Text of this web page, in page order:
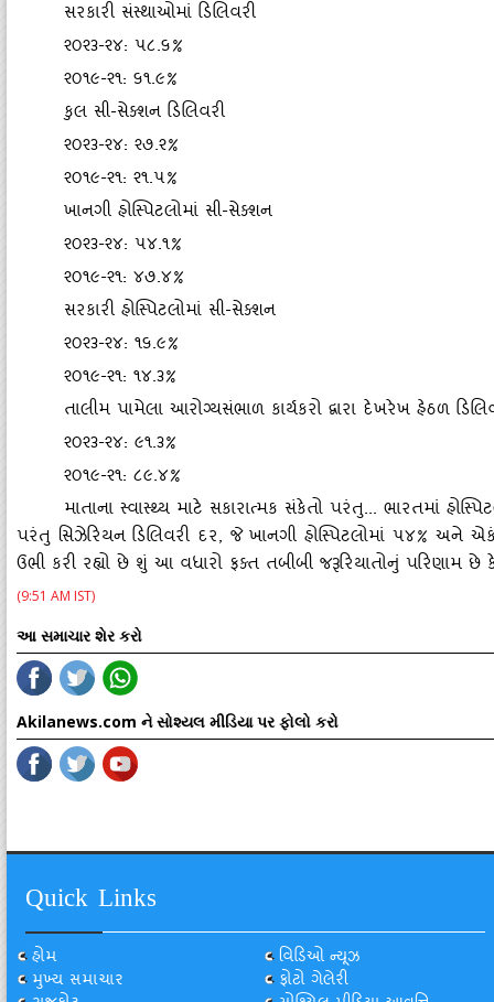
સરકારી સંસ્‍થાઓમાં ડિલિવરી
૨૦૨૩-૨૪: ૫૮.૬%
૨૦૧૯-૨૧: ૬૧.૯%
કુલ સી-સેક્‍શન ડિલિવરી
૨૦૨૩-૨૪: ૨૭.૨%
૨૦૧૯-૨૧: ૨૧.૫%
ખાનગી હોસ્‍પિટલોમાં સી-સેક્‍શન
૨૦૨૩-૨૪: ૫૪.૧%
૨૦૧૯-૨૧: ૪૭.૪%
સરકારી હોસ્‍પિટલોમાં સી-સેક્‍શન
૨૦૨૩-૨૪: ૧૬.૯%
૨૦૧૯-૨૧: ૧૪.૩%
તાલીમ પામેલા આરોગ્‍યસંભાળ કાર્યકરો દ્વારા દેખરેખ હેઠળ
૨૦૨૩-૨૪: ૯૧.૩%
૨૦૧૯-૨૧: ૮૯.૪%
માતાના સ્‍વાસ્‍થ્‍ય માટે સકારાત્‍મક સંકેતો પરંતુ... ભારતમાં
પરંતુ સિઝેરિયન ડિલિવરી દર, જે ખાનગી હોસ્‍પિટલોમાં ૫૪% અને
ઉભી કરી રહ્યો છે શું આ વધારો ફક્‍ત તબીબી જરૂરિયાતોનું પરિણામ છે
(9:51 AM IST)
આ સમાચાર શેર કરો
Akilanews.com ને સોશ્યલ મીડિયા પર ફોલો કરો
Quick Links
હોમ
મુખ્ય સમાચાર
વિડિઓ ન્યૂઝ
ફોટો ગેલેરી